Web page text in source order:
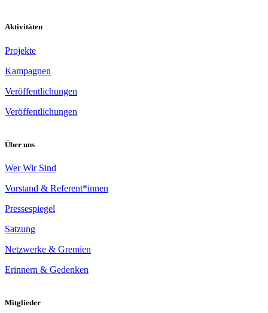
Aktivitäten
Projekte
Kampagnen
Veröffentlichungen
Veröffentlichungen
Über uns
Wer Wir Sind
Vorstand & Referent*innen
Pressespiegel
Satzung
Netzwerke & Gremien
Erinnern & Gedenken
Mitglieder